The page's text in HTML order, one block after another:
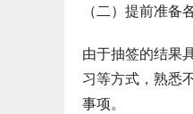
（二）提前准备
由于抽签的结果
习等方式，熟悉
事项。